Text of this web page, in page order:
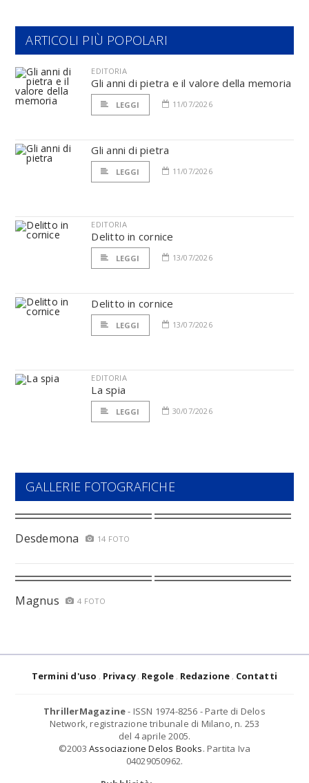
ARTICOLI PIÙ POPOLARI
EDITORIA
Gli anni di pietra e il valore della memoria
LEGGI 11/07/2026
Gli anni di pietra
LEGGI 11/07/2026
EDITORIA
Delitto in cornice
LEGGI 13/07/2026
Delitto in cornice
LEGGI 13/07/2026
EDITORIA
La spia
LEGGI 30/07/2026
GALLERIE FOTOGRAFICHE
Desdemona 14 FOTO
Magnus 4 FOTO
Termini d'uso Privacy Regole Redazione Contatti
ThrillerMagazine- ISSN 1974-8256 - Parte di Delos
Network, registrazione tribunale di Milano, n. 253
del 4 aprile 2005.
©2003 Associazione Delos Books. Partita Iva
04029050962.